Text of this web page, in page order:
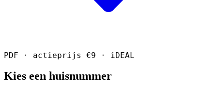
PDF · actieprijs €9 · iDEAL
Kies een huisnummer